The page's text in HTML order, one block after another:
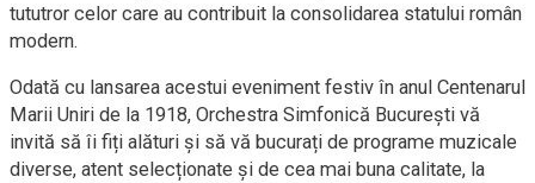
tututror celor care au contribuit la consolidarea statului român
modern.
Odată cu lansarea acestui eveniment festiv în anul Centenarul
Marii Uniri de la 1918, Orchestra Simfonică București vă
invită să îi fiți alături și să vă bucurați de programe muzicale
diverse, atent selecționate și de cea mai buna calitate, la